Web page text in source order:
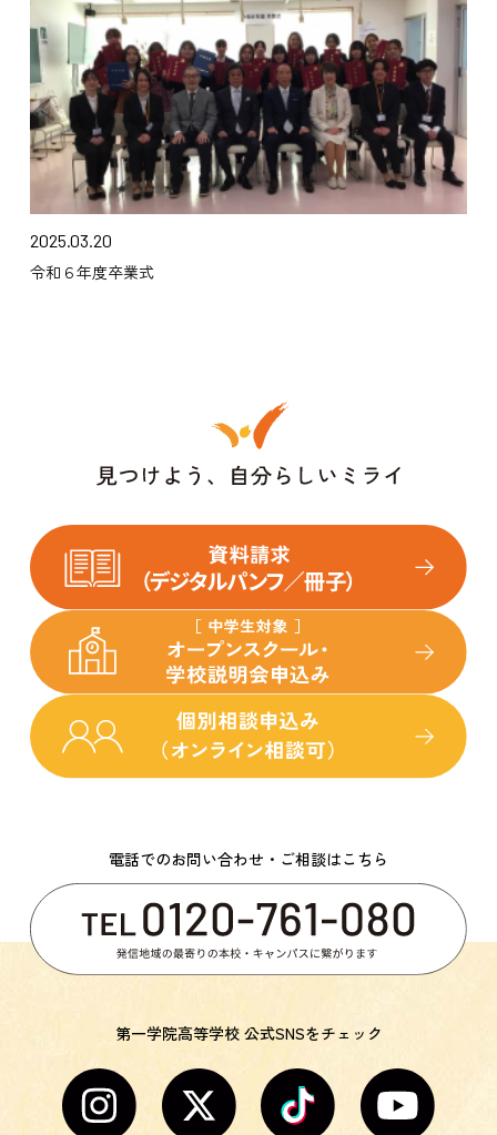
2025.03.20
令和６年度卒業式
電話でのお問い合わせ・ご相談はこちら
第一学院高等学校 公式SNSをチェック